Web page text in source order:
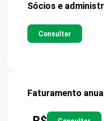
Sócios e
Consultar
Faturamento anual